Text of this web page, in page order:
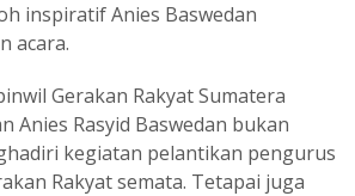
inspiratif Anies Baswedan
acara.
Gerakan Rakyat Sumatera
Anies Rasyid Baswedan bukan
kegiatan pelantikan pengurus
Rakyat semata. Tetapai juga